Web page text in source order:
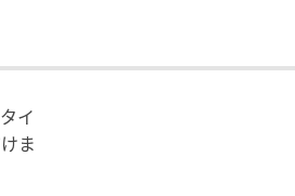
イ
ま